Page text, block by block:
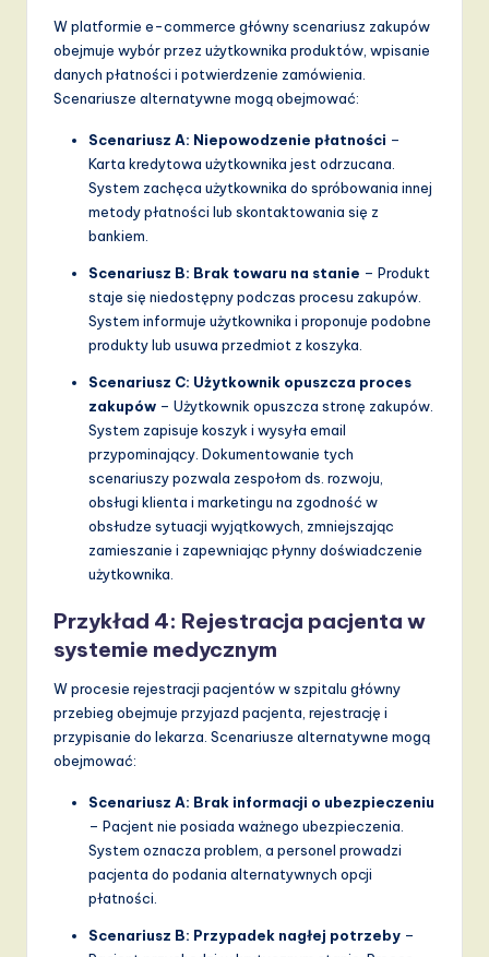
W platformie e-commerce główny scenariusz zakupów
obejmuje wybór przez użytkownika produktów, wpisanie
danych płatności i potwierdzenie zamówienia.
Scenariusze alternatywne mogą obejmować:
Scenariusz A: Niepowodzenie płatności –
Karta kredytowa użytkownika jest odrzucana.
System zachęca użytkownika do spróbowania innej
metody płatności lub skontaktowania się z
bankiem.
Scenariusz B: Brak towaru na stanie – Produkt
staje się niedostępny podczas procesu zakupów.
System informuje użytkownika i proponuje podobne
produkty lub usuwa przedmiot z koszyka.
Scenariusz C: Użytkownik opuszcza proces
zakupów – Użytkownik opuszcza stronę zakupów.
System zapisuje koszyk i wysyła email
przypominający. Dokumentowanie tych
scenariuszy pozwala zespołom ds. rozwoju,
obsługi klienta i marketingu na zgodność w
obsłudze sytuacji wyjątkowych, zmniejszając
zamieszanie i zapewniając płynny doświadczenie
użytkownika.
Przykład 4: Rejestracja pacjenta w
systemie medycznym
W procesie rejestracji pacjentów w szpitalu główny
przebieg obejmuje przyjazd pacjenta, rejestrację i
przypisanie do lekarza. Scenariusze alternatywne mogą
obejmować:
Scenariusz A: Brak informacji o ubezpieczeniu
– Pacjent nie posiada ważnego ubezpieczenia.
System oznacza problem, a personel prowadzi
pacjenta do podania alternatywnych opcji
płatności.
Scenariusz B: Przypadek nagłej potrzeby –